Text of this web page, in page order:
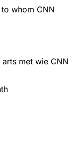
whom CNN
met wie CNN